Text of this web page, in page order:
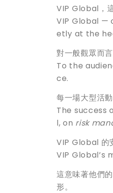
VIP Global，
VIP Global —
etly at the
對一般觀眾而
To the
ce.
每一場大型活
The success
l, on risk
VIP Global 的
VIP Global’s
這意味著他們
形。